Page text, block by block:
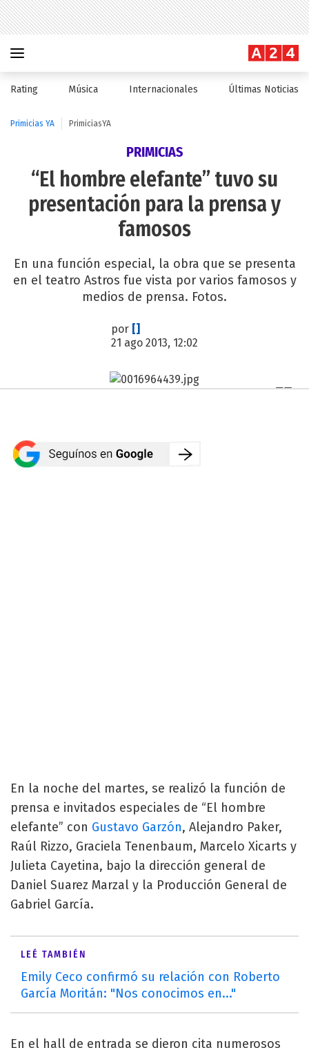
Rating Música Internacionales Últimas Noticias
Primicias YA PrimiciasYA
PRIMICIAS
“El hombre elefante” tuvo su
presentación para la prensa y
famosos
En una función especial, la obra que se presenta
en el teatro Astros fue vista por varios famosos y
medios de prensa. Fotos.
por []
21 ago 2013, 12:02
En la noche del martes, se realizó la función de
prensa e invitados especiales de “El hombre
elefante” con Gustavo Garzón, Alejandro Paker,
Raúl Rizzo, Graciela Tenenbaum, Marcelo Xicarts y
Julieta Cayetina, bajo la dirección general de
Daniel Suarez Marzal y la Producción General de
Gabriel García.
LEÉ TAMBIÉN
Emily Ceco confirmó su relación con Roberto
García Moritán: "Nos conocimos en..."
En el hall de entrada se dieron cita numerosos